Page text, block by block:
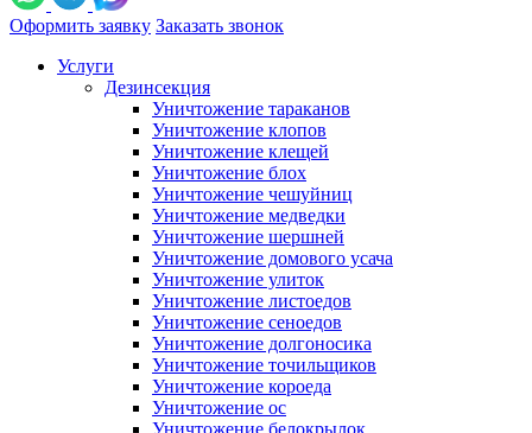
Оформить заявку Заказать звонок
Услуги
Дезинсекция
Уничтожение тараканов
Уничтожение клопов
Уничтожение клещей
Уничтожение блох
Уничтожение чешуйниц
Уничтожение медведки
Уничтожение шершней
Уничтожение домового усача
Уничтожение улиток
Уничтожение листоедов
Уничтожение сеноедов
Уничтожение долгоносика
Уничтожение точильщиков
Уничтожение короеда
Уничтожение ос